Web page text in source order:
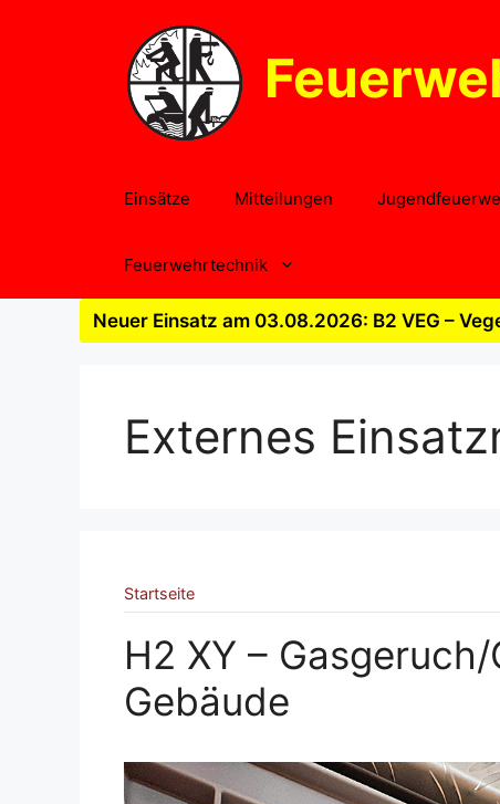
Einsätze Mitteilungen
Feuerwehrtechnik
Neuer Einsatz am 03.08.2026: B2 VEG –
Externes
Startseite
H2 XY –
Gebäude